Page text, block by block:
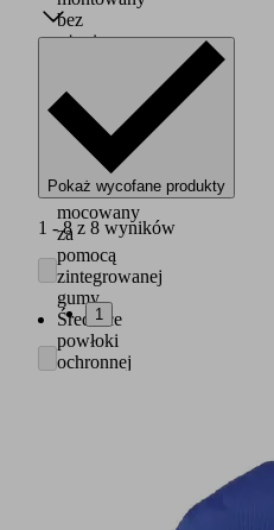
bez
użycia
przyssawce
/
płytce
ssącej
i
mocowany
za
pomocą
zintegrowanej
gumy
Średnice
powłoki
ochronnej
Pokaż wycofane produkty
1 - 8 z 8 wyników
1